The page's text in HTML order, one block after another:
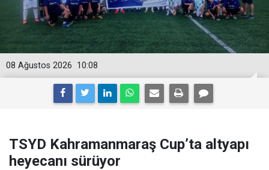
10:08
08 Ağustos 2026
TSYD Kahramanmaraş Cup’ta altyapı
heyecanı sürüyor